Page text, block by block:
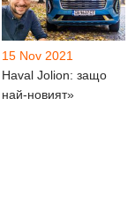
15 Nov 2021
Haval Jolion: защо
най-новият»